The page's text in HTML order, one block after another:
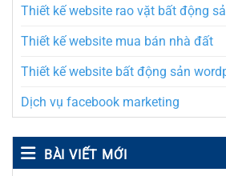
Thiết kế website rao vặt bất động
Thiết kế website mua bán nhà đất
Thiết kế website bất động sản
Dịch vụ facebook marketing
BÀI VIẾT MỚI